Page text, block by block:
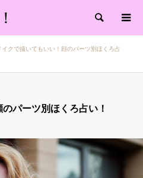
検索
イクで描いてもいい！顔のパーツ別ほくろ占
パーツ別ほくろ占い！